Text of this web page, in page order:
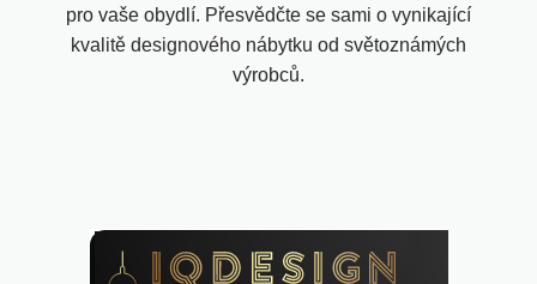
pro vaše obydlí. Přesvědčte se sami o vynikající
kvalitě designového nábytku od světoznámých
výrobců.